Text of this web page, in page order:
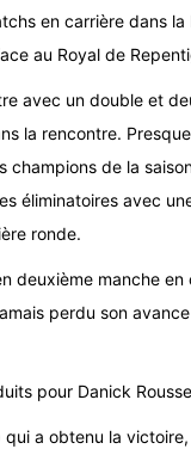
en carrière dans
au Royal de
avec un double et
la rencontre.
de la
éliminatoires avec
ronde.
deuxième manche
perdu son
pour Danick
qui a obtenu la